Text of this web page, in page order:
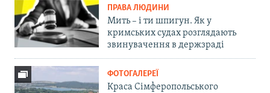
ПРАВА ЛЮДИНИ
Мить – і ти шпигун. Як у
кримських судах розглядають
звинувачення в держзраді
ФОТОГАЛЕРЕЇ
Краса Сімферопольського